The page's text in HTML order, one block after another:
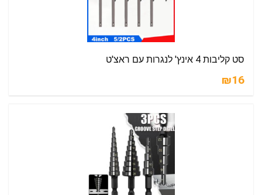
סט קליבות 4 אינץ' לנגרות עם ראצ'ט
₪16